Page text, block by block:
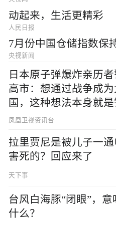
动起来，生活更精彩
人民日报
7月份中国仓储指数保
央视新闻
日本原子弹爆炸亲历
高市：想通过战争成为
国，这种想法本身就是
的
凤凰卫视资讯台
拉里贾尼是被儿子一通
害死的？回应来了
天下事
台风白海豚“闭眼”，意
什么？